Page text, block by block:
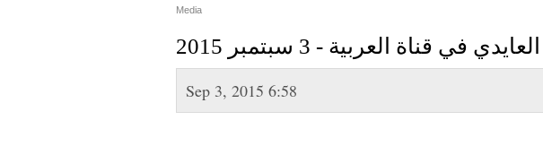
Media
في قناة العربية - 3 سبتمبر 2015
Sep 3, 2015 6:58